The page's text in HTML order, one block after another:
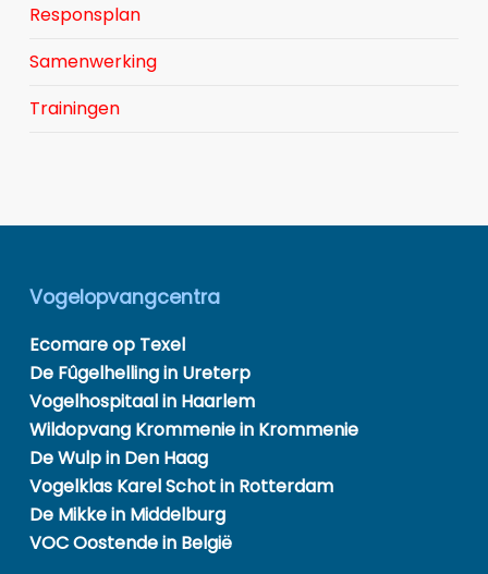
Responsplan
Samenwerking
Trainingen
Vogelopvangcentra
Ecomare op Texel
De Fûgelhelling in Ureterp
Vogelhospitaal in Haarlem
Wildopvang Krommenie in Krommenie
De Wulp in Den Haag
Vogelklas Karel Schot in Rotterdam
De Mikke in Middelburg
VOC Oostende in België